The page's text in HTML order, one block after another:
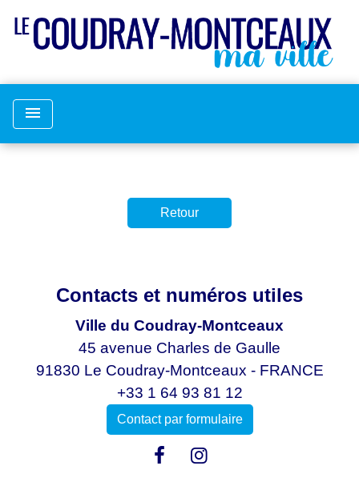
menu
Retour
Contacts et numéros utiles
Ville du Coudray-Montceaux
45 avenue Charles de Gaulle
91830 Le Coudray-Montceaux - FRANCE
+33 1 64 93 81 12
Contact par formulaire